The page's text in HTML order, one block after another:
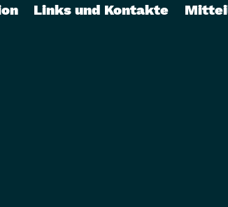
Links und Kontakte